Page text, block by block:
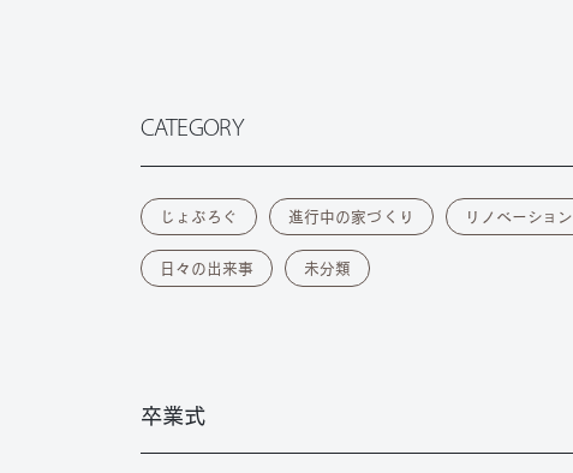
CATEGORY
じょぶろぐ 進行中の家づくり リノベーション
日々の出来事 未分類
卒業式